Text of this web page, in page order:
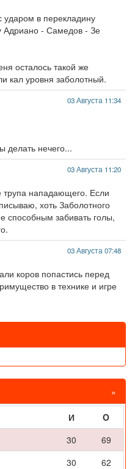
в перекладину
Адриано - Самедов - Зе
осталось такой же
кал уровня заболотный.
03 Августа 11:34
делать нечего...
03 Августа 11:20
нападающего. Если
хоть Заболотного
забивать голы,
03 Августа 07:48
коров попастись перед
в технике и игре
»
И
O
30
69
30
62